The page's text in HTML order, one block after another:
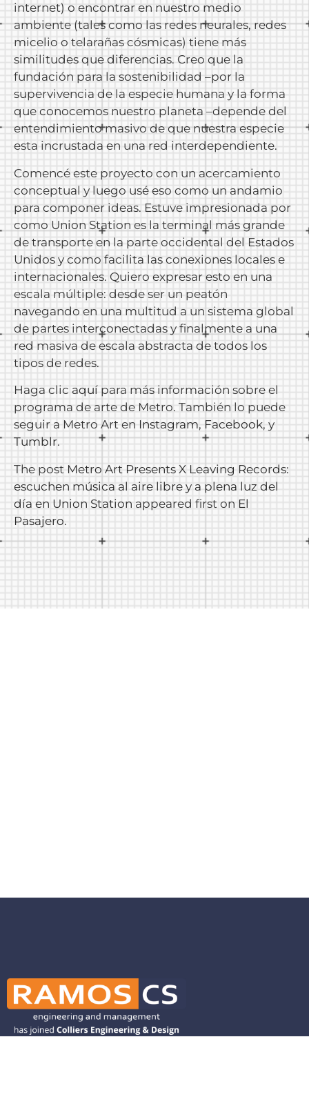
internet) o encontrar en nuestro medio
ambiente (tales como las redes neurales, redes
micelio o telarañas cósmicas) tiene más
similitudes que diferencias. Creo que la
fundación para la sostenibilidad –por la
supervivencia de la especie humana y la forma
que conocemos nuestro planeta –depende del
entendimiento masivo de que nuestra especie
esta incrustada en una red interdependiente.
Comencé este proyecto con un acercamiento
conceptual y luego usé eso como un andamio
para componer ideas. Estuve impresionada por
como Union Station es la terminal más grande
de transporte en la parte occidental del Estados
Unidos y como facilita las conexiones locales e
internacionales. Quiero expresar esto en una
escala múltiple: desde ser un peatón
navegando en una multitud a un sistema global
de partes interconectadas y finalmente a una
red masiva de escala abstracta de todos los
tipos de redes.
Haga clic aquí para más información sobre el
programa de arte de Metro. También lo puede
seguir a Metro Art en Instagram, Facebook, y
Tumblr.
The post Metro Art Presents X Leaving Records:
escuchen música al aire libre y a plena luz del
día en Union Station appeared first on El
Pasajero.